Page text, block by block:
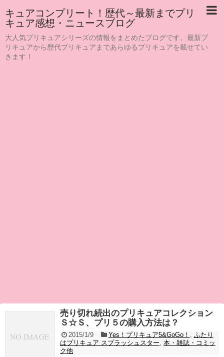
キュアコンプリート！歴代～最新までプリ
キュア感想・ニュースブログ
大人気プリキュアシリーズの情報をまとめたブログです。最新プ
リキュアから歴代プリキュアまであらゆるプリキュアを載せてい
きます！
売り切れ続出のプリキュアコレクション
Ｓ☆Ｓ、プリ５の購入方法は？
2015/1/9 Yes！プリキュア5&GoGo！ , ふたり
はプリキュア スプラッシュスター, 本・雑誌・コミッ
ク他